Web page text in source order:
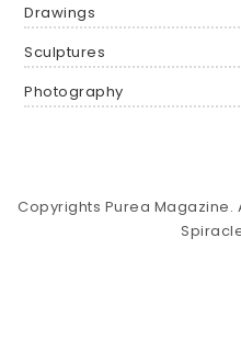
Drawings
Sculptures
Photography
Copyrights Purea Magazine.